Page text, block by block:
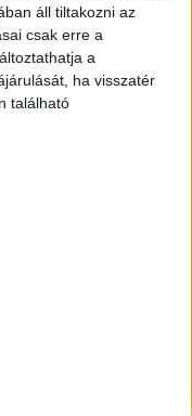
áll tiltakozni az
csak erre a
a
ha visszatér
található